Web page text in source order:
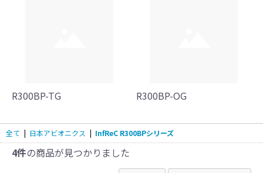
R300BP-TG R300BP-OG
全て 日本アビオニクス InfReC R300BPシリーズ
4件の商品が見つかりました